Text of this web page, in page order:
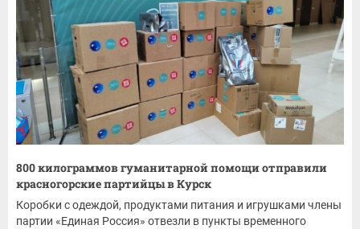
800 килограммов гуманитарной помощи отправили
красногорские партийцы в Курск
Коробки с одеждой, продуктами питания и игрушками члены
партии «Единая Россия» отвезли в пункты временного